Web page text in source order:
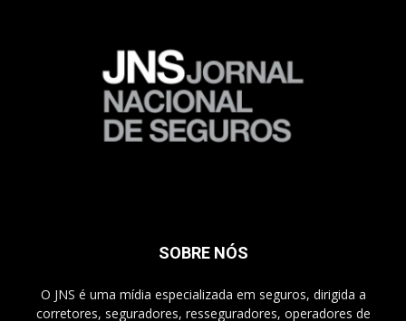
SOBRE NÓS
O JNS é uma mídia especializada em seguros, dirigida a
corretores, seguradores, resseguradores, operadores de